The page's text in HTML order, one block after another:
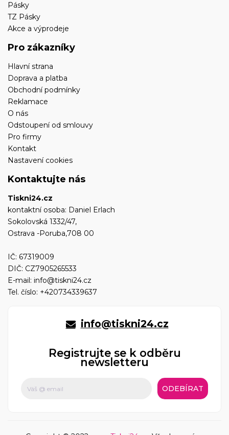
Pásky
TZ Pásky
Akce a výprodeje
Pro zákazníky
Hlavní strana
Doprava a platba
Obchodní podmínky
Reklamace
O nás
Odstoupení od smlouvy
Pro firmy
Kontakt
Nastavení cookies
Kontaktujte nás
Tiskni24.cz
kontaktní osoba: Daniel Erlach
Sokolovská 1332/47,
Ostrava -Poruba,708 00
IČ: 67319009
DIČ: CZ7905265533
E-mail: info@tiskni24.cz
Tel. číslo: +420734339637
info@tiskni24.cz
Registrujte se k odběru
newsletteru
ODEBÍRAT